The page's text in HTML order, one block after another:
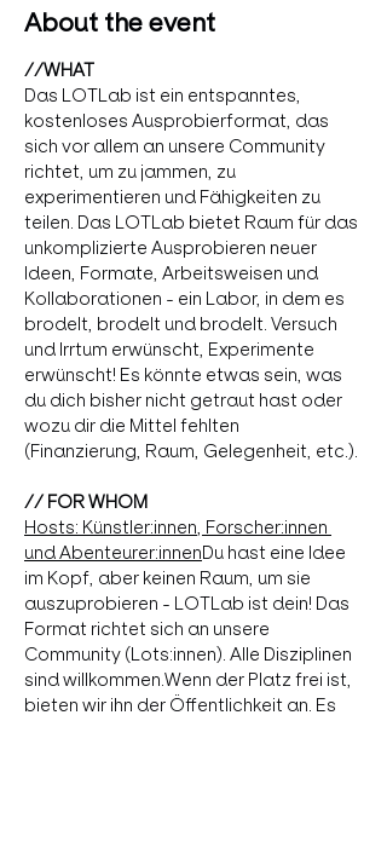
About the event
//WHAT
Das LOTLab ist ein entspanntes,
kostenloses Ausprobierformat, das
sich vor allem an unsere Community
richtet, um zu jammen, zu
experimentieren und Fähigkeiten zu
teilen. Das LOTLab bietet Raum für das
unkomplizierte Ausprobieren neuer
Ideen, Formate, Arbeitsweisen und
Kollaborationen - ein Labor, in dem es
brodelt, brodelt und brodelt. Versuch
und Irrtum erwünscht, Experimente
erwünscht! Es könnte etwas sein, was
du dich bisher nicht getraut hast oder
wozu dir die Mittel fehlten
(Finanzierung, Raum, Gelegenheit, etc.).
// FOR WHOM
Hosts: Künstler:innen, Forscher:innen
und Abenteurer:innenDu hast eine Idee
im Kopf, aber keinen Raum, um sie
auszuprobieren - LOTLab ist dein! Das
Format richtet sich an unsere
Community (Lots:innen). Alle Disziplinen
sind willkommen.Wenn der Platz frei ist,
bieten wir ihn der Öffentlichkeit an. Es